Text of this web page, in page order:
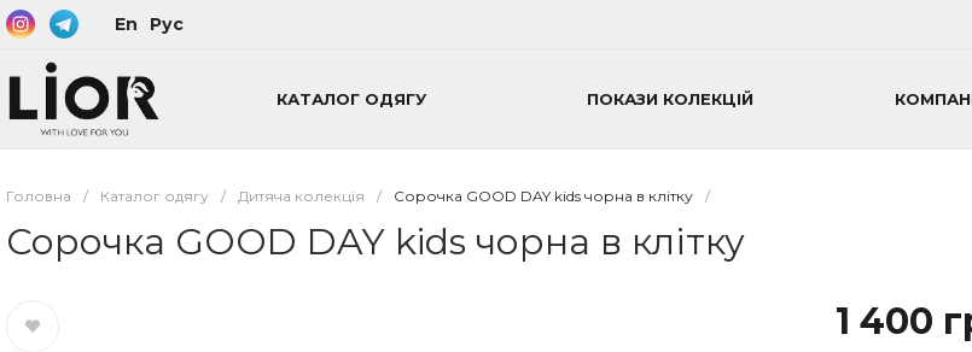
En Рус
КАТАЛОГ ОДЯГУ ПОКАЗИ КОЛЕКЦІЙ
Головна / Каталог одягу / Дитяча колекція / Сорочка GOOD DAY kids чорна в клітку /
Сорочка GOOD DAY kids чорна в клітку
1 400